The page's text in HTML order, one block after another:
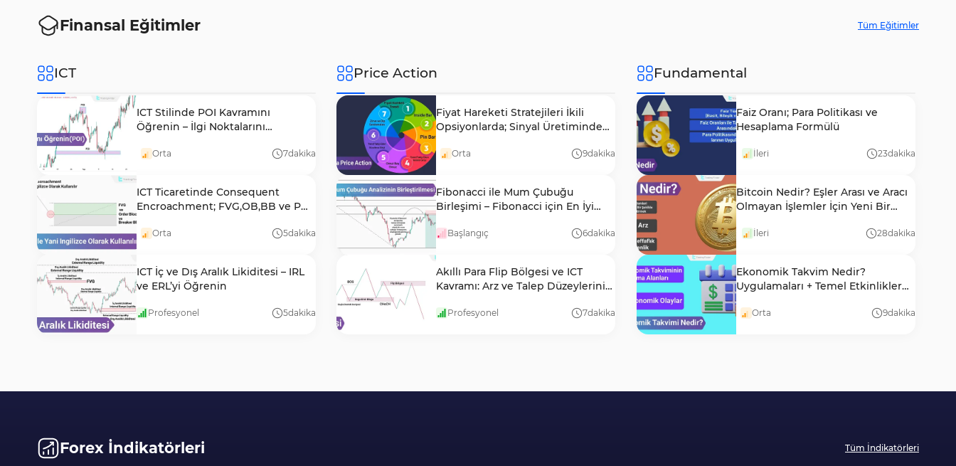
Finansal Eğitimler Tüm Eğitimler
ICT
ICT Stilinde POI Kavramını
Öğrenin – İlgi Noktalarını
Orta 7dakika
ICT Ticaretinde Consequent
Encroachment; FVG,OB,BB ve PD
Orta 5dakika
ICT İç ve Dış Aralık Likiditesi – IRL
ve ERL’yi Öğrenin
Profesyonel 5dakika
Price Action
Fiyat Hareketi Stratejileri İkili
Opsiyonlarda; Sinyal Üretiminde
Orta 9dakika
Fibonacci ile Mum Çubuğu
Birleşimi – Fibonacci için En İyi
Başlangıç 6dakika
Akıllı Para Flip Bölgesi ve ICT
Kavramı: Arz ve Talep Düzeylerini
Profesyonel 7dakika
Fundamental
Faiz Oranı; Para Politikası ve
Hesaplama Formülü
İleri 23dakika
Bitcoin Nedir? Eşler Arası ve Aracı
Olmayan İşlemler İçin Yeni Bir
Varlık
İleri 28dakika
Ekonomik Takvim Nedir?
Uygulamaları + Temel Etkinlikler
[NFP, CPI, PMI]
Orta 9dakika
Forex İndikatörleri Tüm İndikatörleri